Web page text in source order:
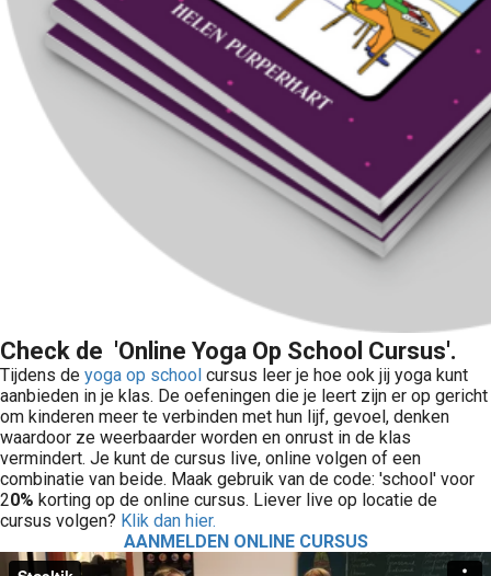
Check de 'Online Yoga Op School Cursus'.
Tijdens de yoga op school cursus leer je hoe ook jij yoga kunt
aanbieden in je klas. De oefeningen die je leert zijn er op gericht
om kinderen meer te verbinden met hun lijf, gevoel, denken
waardoor ze weerbaarder worden en onrust in de klas
vermindert. Je kunt de cursus live, online volgen of een
combinatie van beide. Maak gebruik van de code: 'school' voor
20% korting op de online cursus. Liever live op locatie de
cursus volgen? Klik dan hier.
AANMELDEN ONLINE CURSUS